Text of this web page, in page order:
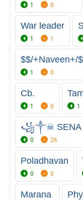
1 0
War leader
1 1
$$/+Naveen+/
1 0
Cb.
1 0 1
꧁༒☠︎
0 26
Poladhavan
0 0
Marana